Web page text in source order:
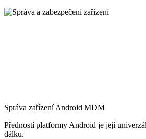
Správa zařízení Android MDM
Předností platformy Android je její
dálku.